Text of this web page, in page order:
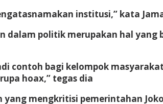
institusi,” kata
dalam politik merupakan hal
contoh bagi kelompok
hoax,” tegas dia
mengkritisi pemerintahan